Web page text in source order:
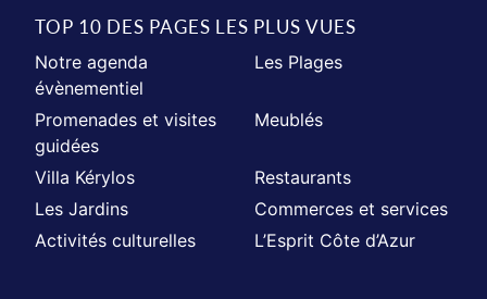
TOP 10 DES PAGES LES PLUS VUES
Notre agenda
évènementiel
Les Plages
Promenades et visites
guidées
Meublés
Villa Kérylos
Restaurants
Les Jardins
Commerces et services
Activités culturelles
L’Esprit Côte d’Azur